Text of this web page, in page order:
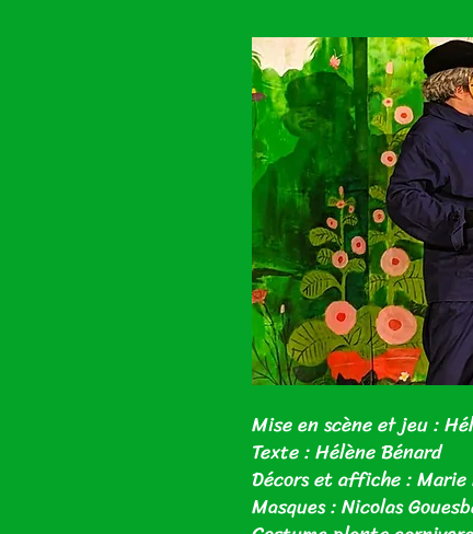
Mise en scène et jeu :
Texte : Hélène Bénard
Décors et affiche :
Masques : Nicolas